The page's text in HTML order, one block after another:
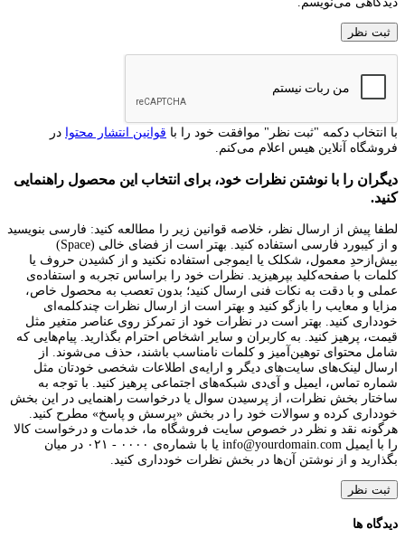
با انتخاب دکمه "ثبت نظر" موافقت خود را با قوانین انتشار محتوا در
فروشگاه آنلاین هیس اعلام می‌کنم.
دیگران را با نوشتن نظرات خود، برای انتخاب این محصول راهنمایی
کنید.
لطفا پیش از ارسال نظر، خلاصه قوانین زیر را مطالعه کنید: فارسی بنویسید
و از کیبورد فارسی استفاده کنید. بهتر است از فضای خالی (Space)
بیش‌از‌حدِ معمول، شکلک یا ایموجی استفاده نکنید و از کشیدن حروف یا
کلمات با صفحه‌کلید بپرهیزید. نظرات خود را براساس تجربه و استفاده‌ی
عملی و با دقت به نکات فنی ارسال کنید؛ بدون تعصب به محصول خاص،
مزایا و معایب را بازگو کنید و بهتر است از ارسال نظرات چندکلمه‌‌ای
خودداری کنید. بهتر است در نظرات خود از تمرکز روی عناصر متغیر مثل
قیمت، پرهیز کنید. به کاربران و سایر اشخاص احترام بگذارید. پیام‌هایی که
شامل محتوای توهین‌آمیز و کلمات نامناسب باشند، حذف می‌شوند. از
ارسال لینک‌های سایت‌های دیگر و ارایه‌ی اطلاعات شخصی خودتان مثل
شماره تماس، ایمیل و آی‌دی شبکه‌های اجتماعی پرهیز کنید. با توجه به
ساختار بخش نظرات، از پرسیدن سوال یا درخواست راهنمایی در این بخش
خودداری کرده و سوالات خود را در بخش «پرسش و پاسخ» مطرح کنید.
هرگونه نقد و نظر در خصوص سایت فروشگاه ما، خدمات و درخواست کالا
را با ایمیل info@yourdomain.com یا با شماره‌ی ۰۰۰۰ - ۰۲۱ در میان
بگذارید و از نوشتن آن‌ها در بخش نظرات خودداری کنید.
ثبت نظر
دیدگاه ها